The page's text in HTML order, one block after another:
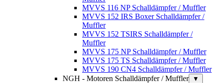
MVVS 116 NP Schalldämpfer / Muffler
MVVS 152 IRS Boxer Schalldämpfer /
Muffler
MVVS 152 TSIRS Schalldämpfer /
Muffler
MVVS 175 NP Schalldämpfer / Muffler
MVVS 175 TS Schalldämpfer / Muffler
MVVS 190 CN4 Schalldämpfer / Muffler
NGH - Motoren Schalldämpfer / Muffler
▼